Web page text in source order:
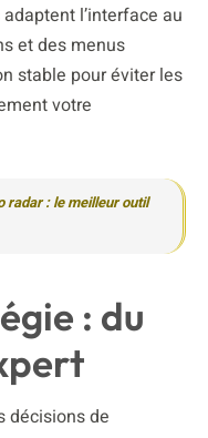
l’interface au
et des menus
stable pour éviter les
votre
radar : le meilleur outil
: du
décisions de